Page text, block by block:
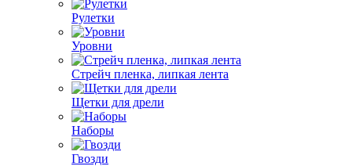
Рулетки
Уровни
Стрейч пленка, липкая лента
Щетки для дрели
Наборы
Гвозди